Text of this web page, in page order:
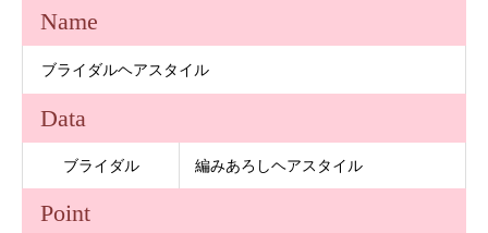
Name
ブライダルヘアスタイル
Data
ブライダル 編みあろしヘアスタイル
Point